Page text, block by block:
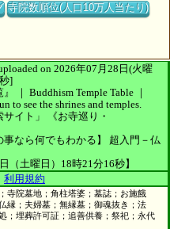
寺院数順位(人口10万人当たり)
on 2026年07月28日(火曜
]
』 ｜ Buddhism Temple Table ｜
to see the shrines and temples.
イト」
《お寺巡り・
事なら何でもわかる】
超入門－仏
（土曜日）18時21分16秒】
利用規約
寺院墓地；角柱塔婆；墓誌；お施餓
縁；夫婦墓；無縁墓；御魂抜き；法
；埋葬許可証；追善供養；祭祀；永代